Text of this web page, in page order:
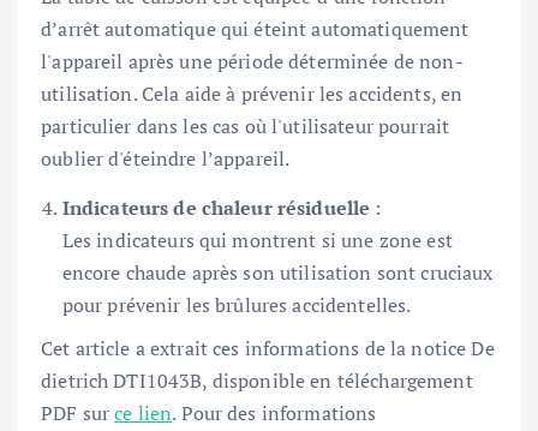
d’arrêt automatique qui éteint automatiquement
l'appareil après une période déterminée de non-
utilisation. Cela aide à prévenir les accidents, en
particulier dans les cas où l'utilisateur pourrait
oublier d'éteindre l’appareil.
Indicateurs de chaleur résiduelle :
Les indicateurs qui montrent si une zone est
encore chaude après son utilisation sont cruciaux
pour prévenir les brûlures accidentelles.
Cet article a extrait ces informations de la notice De
dietrich DTI1043B, disponible en téléchargement
PDF surce lien. Pour des informations